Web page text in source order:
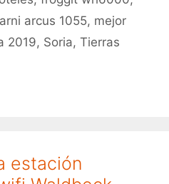
arcus 1055, mejor
2019, Soria, Tierras
estación